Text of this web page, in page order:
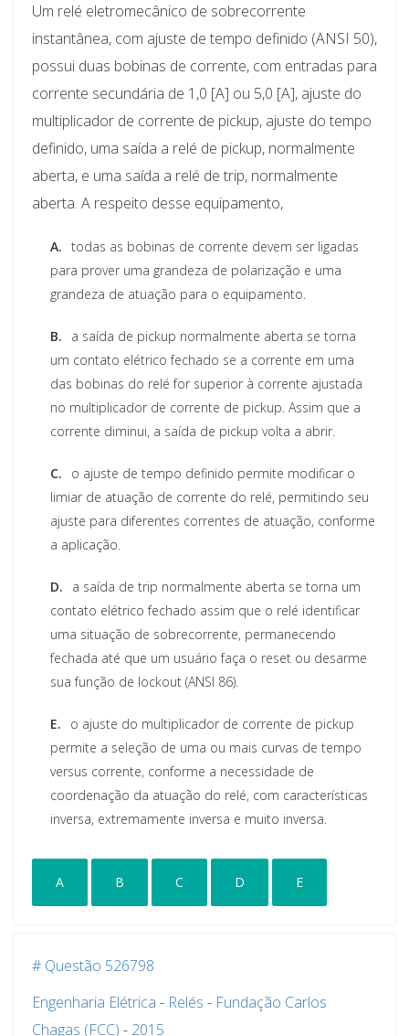
Um relé eletromecânico de sobrecorrente
instantânea, com ajuste de tempo definido (ANSI 50),
possui duas bobinas de corrente, com entradas para
corrente secundária de 1,0 [A] ou 5,0 [A], ajuste do
multiplicador de corrente de pickup, ajuste do tempo
definido, uma saída a relé de pickup, normalmente
aberta, e uma saída a relé de trip, normalmente
aberta. A respeito desse equipamento,
A. todas as bobinas de corrente devem ser ligadas
para prover uma grandeza de polarização e uma
grandeza de atuação para o equipamento.
B.
a saída de pickup normalmente aberta se torna
um contato elétrico fechado se a corrente em uma
das bobinas do relé for superior à corrente ajustada
no multiplicador de corrente de pickup. Assim que a
corrente diminui, a saída de pickup volta a abrir.
C.
o ajuste de tempo definido permite modificar o
limiar de atuação de corrente do relé, permitindo seu
ajuste para diferentes correntes de atuação, conforme
a aplicação.
D.
a saída de trip normalmente aberta se torna um
contato elétrico fechado assim que o relé identificar
uma situação de sobrecorrente, permanecendo
fechada até que um usuário faça o reset ou desarme
sua função de lockout (ANSI 86).
E.
o ajuste do multiplicador de corrente de pickup
permite a seleção de uma ou mais curvas de tempo
versus corrente, conforme a necessidade de
coordenação da atuação do relé, com características
inversa, extremamente inversa e muito inversa.
A B C D E
# Questão 526798
Engenharia Elétrica - Relés - Fundação Carlos
Chagas (FCC) - 2015